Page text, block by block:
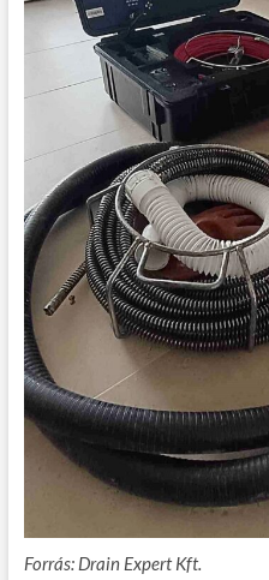
Forrás: Drain Expert Kft.